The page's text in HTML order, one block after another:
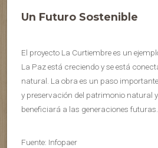
Un Futuro Sostenible
El proyecto La Curtiembre es un
La Paz está creciendo y se está
natural. La obra es un paso
y preservación del patrimonio natural
beneficiará a las generaciones futuras.
Fuente: Infopaer